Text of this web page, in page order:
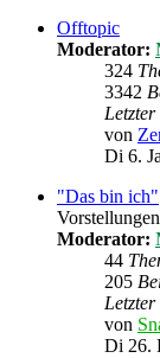
Offtopic
Moderator:
324
3342
von
Di 6.
"Das bin ich"
Moderator:
44
205
von
Di 26.